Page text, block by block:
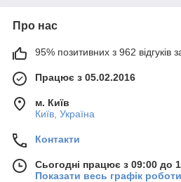
Про нас
95% позитивних з 962 відгуків
Працює з 05.02.2016
м. Київ
Київ, Україна
Контакти
Сьогодні працює з 09:00 до
Показати весь графік роботи